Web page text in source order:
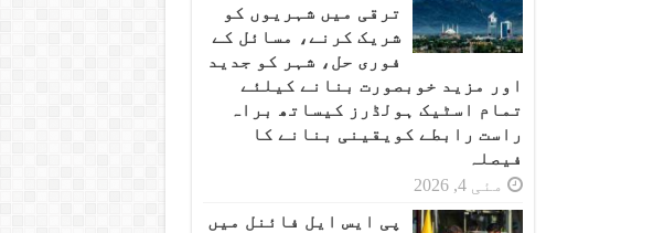
ترقی میں شہریوں کو
شریک کرنے، مسائل کے
فوری حل، شہر کو جدید
اور مزید خوبصورت بنانے کیلئے
تمام اسٹیک ہولڈرز کیساتھ براہ
راست رابطے کویقینی بنانے کا
فیصلہ
مئی 4, 2026
پی ایس ایل فائنل میں